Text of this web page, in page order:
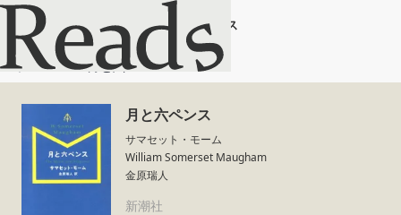
月と六ペンス
ホーム 月と六ペンス
月と六ペンス
サマセット・モーム
William Somerset Maugham
金原瑞人
新潮社